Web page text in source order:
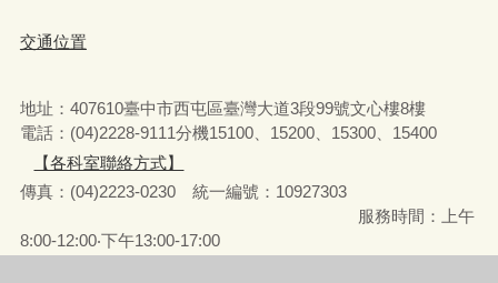
交通位置
地址：407610臺中市西屯區臺灣大道3段99號文心樓8樓
電話：(04)2228-9111分機15100、15200、15300、15400
【各科室聯絡方式】
傳真：(04)2223-0230 統一編號： 10927303
服務時間：上午
8:00-12:00‧下午13:00-17:00